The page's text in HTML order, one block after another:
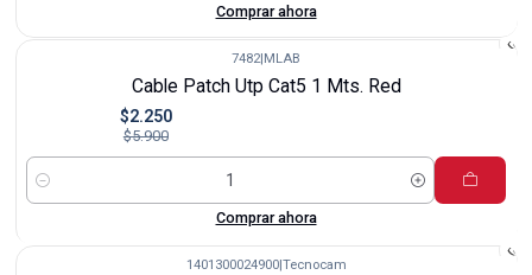
Comprar ahora
7482|MLAB
Cable Patch Utp Cat5 1 Mts. Red
$2.250
$5.900
Cantidad
Comprar ahora
1401300024900|Tecnocam